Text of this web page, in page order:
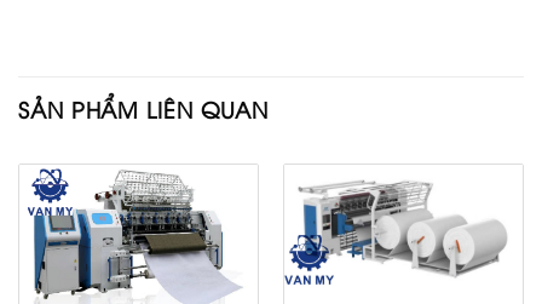
SẢN PHẨM LIÊN QUAN